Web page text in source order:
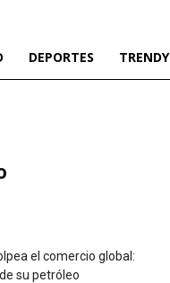
DEPORTES TRENDY
el comercio global:
su petróleo